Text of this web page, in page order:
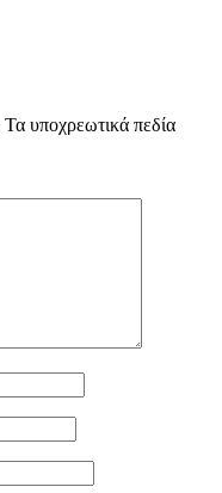
Τα υποχρεωτικά πεδία